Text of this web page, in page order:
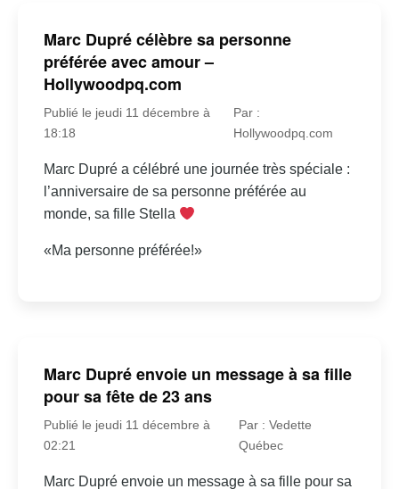
Marc Dupré célèbre sa personne
préférée avec amour –
Hollywoodpq.com
Publié le jeudi 11 décembre à
18:18
Par :
Hollywoodpq.com
Marc Dupré a célébré une journée très spéciale :
l’anniversaire de sa personne préférée au
monde, sa fille Stella
«Ma personne préférée!»
Marc Dupré envoie un message à sa fille
pour sa fête de 23 ans
Publié le jeudi 11 décembre à
02:21
Par : Vedette
Québec
Marc Dupré envoie un message à sa fille pour sa